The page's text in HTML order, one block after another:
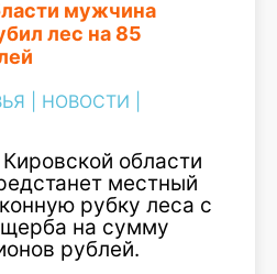
мужчина
лес на 85
НОВОСТИ
области
местный
рубку леса с
на сумму
рублей.